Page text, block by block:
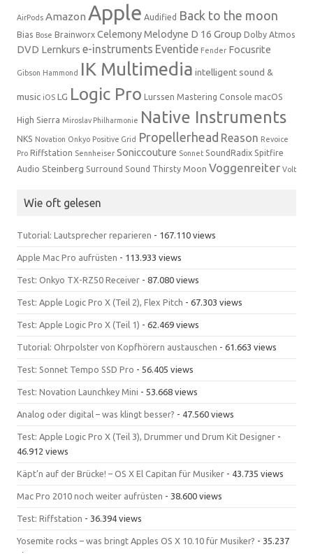
AirPods Amazon Apple Audified Back to the moon
Bias Bose Brainworx Celemony Melodyne D 16 Group Dolby Atmos
DVD Lernkurs e-instruments Eventide Fender Focusrite
Gibson Hammond IK Multimedia intelligent sound &
music iOS LG Logic Pro Lurssen Mastering Console macOS
High Sierra Miroslav Philharmonie Native Instruments
NKS Novation Onkyo Positive Grid Propellerhead Reason Revoice
Pro Riffstation Sennheiser Soniccouture Sonnet SoundRadix Spitfire
Audio Steinberg Surround Sound Thirsty Moon Voggenreiter Volt
Wie oft gelesen
Tutorial: Lautsprecher reparieren - 167.110 views
Apple Mac Pro aufrüsten - 113.933 views
Test: Onkyo TX-RZ50 Receiver - 87.080 views
Test: Apple Logic Pro X (Teil 2), Flex Pitch - 67.303 views
Test: Apple Logic Pro X (Teil 1) - 62.469 views
Tutorial: Ohrpolster von Kopfhörern austauschen - 61.663 views
Test: Sonnet Tempo SSD Pro - 56.405 views
Test: Novation Launchkey Mini - 53.668 views
Analog oder digital – was klingt besser? - 47.560 views
Test: Apple Logic Pro X (Teil 3), Drummer und Drum Kit Designer -
46.912 views
Käpt’n auf der Brücke! – OS X El Capitan für Musiker - 43.735 views
Mac Pro 2010 noch weiter aufrüsten - 38.600 views
Test: Riffstation - 36.394 views
Yosemite rocks – was bringt Apples OS X 10.10 für Musiker? - 35.237